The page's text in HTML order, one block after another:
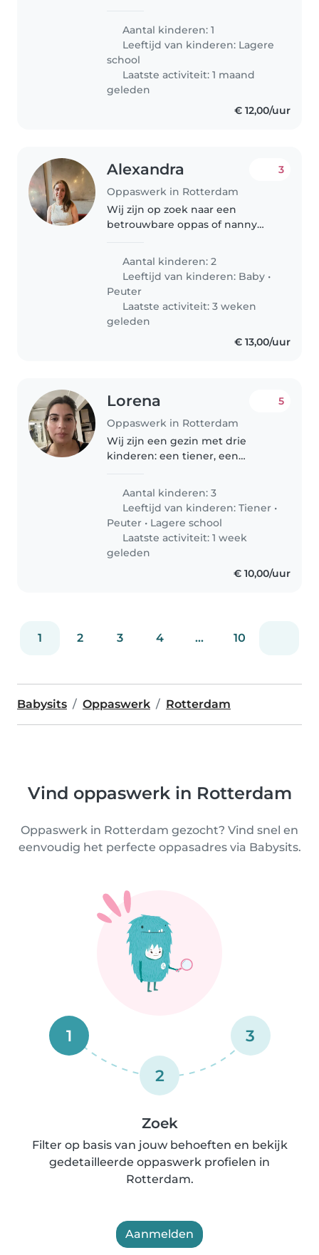
Aantal kinderen: 1
Leeftijd van kinderen: Lagere
school
Laatste activiteit: 1 maand
geleden
€ 12,00/uur
Alexandra
Oppaswerk in Rotterdam
3
Wij zijn op zoek naar een
betrouwbare oppas of nanny
baby en een peuter. Onze
kinderen zijn intelligent, kalm
en vriendelijk. We zijn
geïnteresseerd in..
Aantal kinderen: 2
Leeftijd van kinderen: Baby •
Peuter
Laatste activiteit: 3 weken
geleden
€ 13,00/uur
Lorena
Oppaswerk in Rotterdam
5
Wij zijn een gezin met drie
kinderen: een tiener, een
basisschoolleerling. Onze
kinderen zijn vriendelijk, slim en
grappig. We zoeken een oppas
die comfortabel is..
Aantal kinderen: 3
Leeftijd van kinderen:Tiener •
Peuter • Lagere school
Laatste activiteit: 1 week
geleden
€ 10,00/uur
1 2 3 4 ... 10
Babysits Oppaswerk Rotterdam
Vind oppaswerk in Rotterdam
Oppaswerk in Rotterdam gezocht? Vind snel en
eenvoudig het perfecte oppasadres via Babysits.
1
2
3
Zoek
Filter op basis van jouw behoeften en bekijk
gedetailleerde oppaswerk profielen in
Rotterdam.
Aanmelden